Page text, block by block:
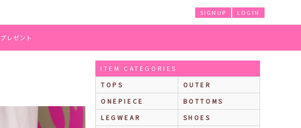
LOGIN
SIGNUP
プレゼント
ITEM CATEGORIES
TOPS
OUTER
ONEPIECE
BOTTOMS
LEGWEAR
SHOES